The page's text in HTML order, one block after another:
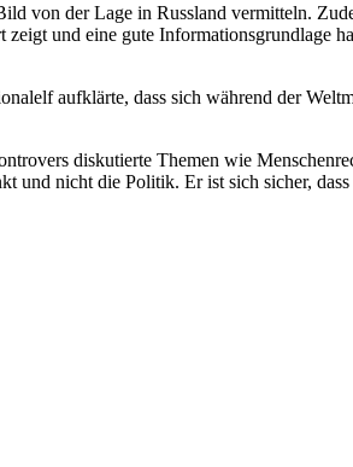
von der Lage in Russland vermitteln.
und eine gute Informationsgrundlage
aufklärte, dass sich während der
diskutierte Themen wie
nicht die Politik. Er ist sich sicher,